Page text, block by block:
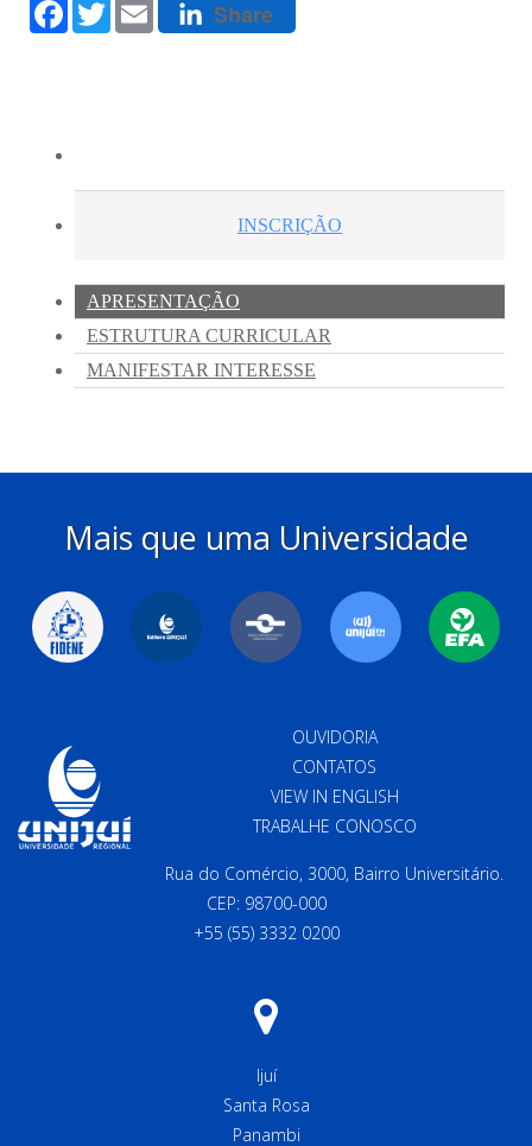
Mais que uma Universidade
OUVIDORIA
CONTATOS
VIEW IN ENGLISH
TRABALHE CONOSCO
Rua do Comércio, 3000, Bairro Universitário.
CEP: 98700-000
+55 (55) 3332 0200
Ijuí
Santa Rosa
Panambi